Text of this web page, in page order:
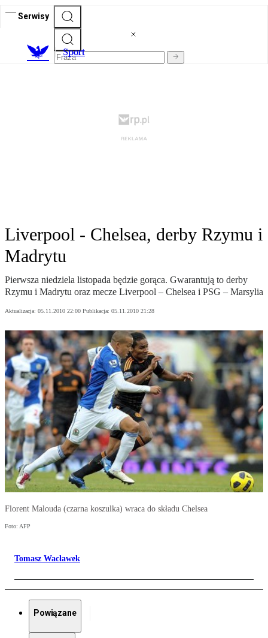
Serwisy
Sport
Liverpool - Chelsea, derby Rzymu i
Madrytu
Pierwsza niedziela listopada będzie gorąca. Gwarantują to derby
Rzymu i Madrytu oraz mecze Liverpool – Chelsea i PSG – Marsylia
Aktualizacja: 05.11.2010 22:00 Publikacja: 05.11.2010 21:28
Florent Malouda (czarna koszulka) wraca do składu Chelsea
Foto: AFP
Tomasz Wacławek
Powiązane